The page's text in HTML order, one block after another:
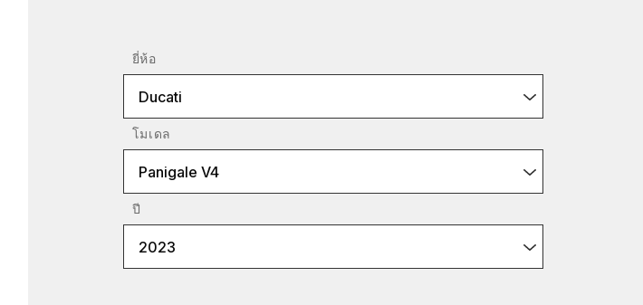
ยี่ห้อ
Ducati
โมเดล
Panigale V4
ปี
2023